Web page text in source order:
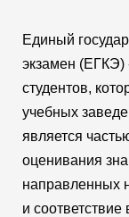
Единый
экзамен (ЕГКЭ)
студентов,
учебных
является
оценивания
направленных
и